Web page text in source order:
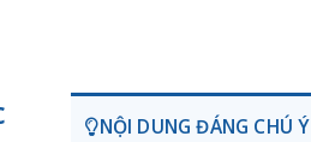
NỘI DUNG ĐÁNG CHÚ Ý